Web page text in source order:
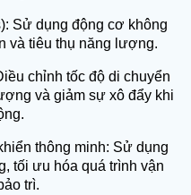
Sử dụng động cơ không
và tiêu thụ năng lượng.
chỉnh tốc độ di chuyển
và giảm sự xô đẩy khi
thông minh: Sử dụng
tối ưu hóa quá trình vận
trì.